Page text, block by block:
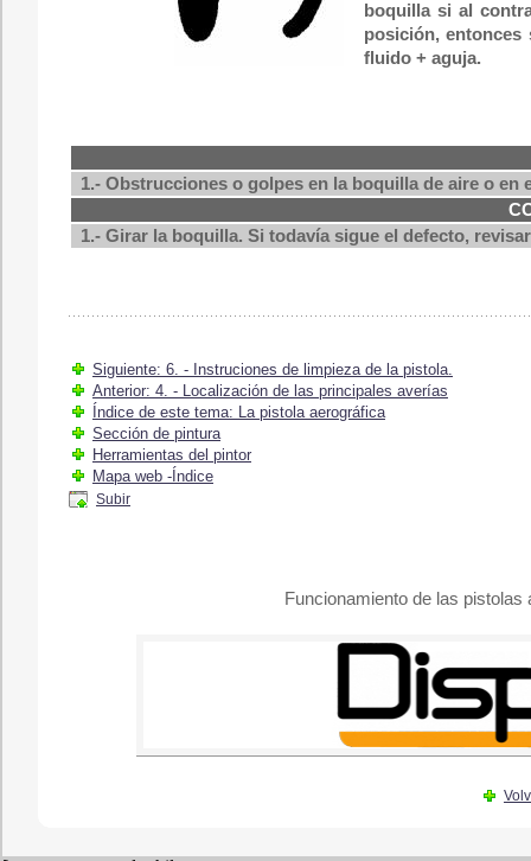
boquilla si al
posición, entonces
fluido + aguja.
1.- Obstrucciones o golpes en la boquilla de aire o en
1.- Girar la boquilla. Si todavía sigue el defecto,
Siguiente: 6. - Instruciones de limpieza de la pistola.
Anterior: 4. - Localización de las principales averías
Índice de este tema: La pistola aerográfica
Sección de pintura
Herramientas del pintor
Mapa web -Índice
Subir
Funcionamiento de las